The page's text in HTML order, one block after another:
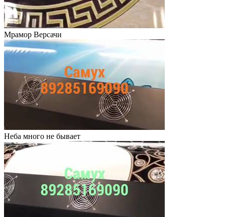
Мрамор Версачи
Неба много не бывает